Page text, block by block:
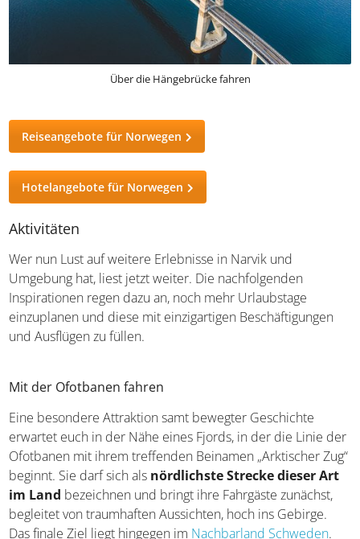
Reiseangebote für Norwegen
Hotelangebote für Norwegen
Aktivitäten
Wer nun Lust auf weitere Erlebnisse in Narvik und
Umgebung hat, liest jetzt weiter. Die nachfolgenden
Inspirationen regen dazu an, noch mehr Urlaubstage
Mit der Ofotbanen fahren
Eine besondere Attraktion samt bewegter Geschichte
erwartet euch in der Nähe eines Fjords, in der die Linie
der Ofotbanen mit ihrem treffenden Beinamen
„Arktischer Zug“ beginnt. Sie darf sich alsnördlichste
Strecke dieser Art im Landbezeichnen und bringt ihre